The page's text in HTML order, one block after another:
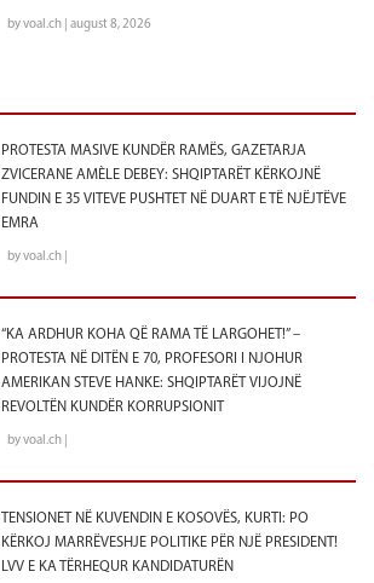
by voal.ch | august 8, 2026
PROTESTA MASIVE KUNDËR RAMËS, GAZETARJA
ZVICERANE AMÈLE DEBEY: SHQIPTARËT KËRKOJNË
FUNDIN E 35 VITEVE PUSHTET NË DUART E TË NJËJTËVE
EMRA
by voal.ch |
“KA ARDHUR KOHA QË RAMA TË LARGOHET!” –
PROTESTA NË DITËN E 70, PROFESORI I NJOHUR
AMERIKAN STEVE HANKE: SHQIPTARËT VIJOJNË
REVOLTËN KUNDËR KORRUPSIONIT
by voal.ch |
TENSIONET NË KUVENDIN E KOSOVËS, KURTI: PO
KËRKOJ MARRËVESHJE POLITIKE PËR NJË PRESIDENT!
LVV E KA TËRHEQUR KANDIDATURËN